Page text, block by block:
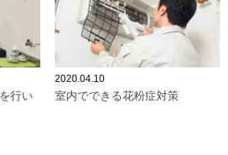
行い
2020.04.10
室内でできる花粉症対策